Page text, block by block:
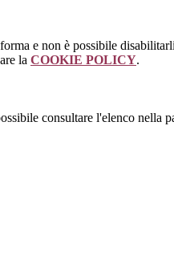
e non è possibile
la COOKIE POLICY.
consultare l'elenco nella